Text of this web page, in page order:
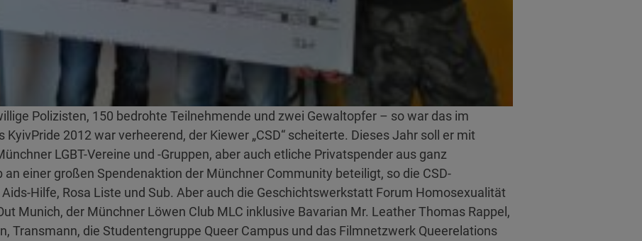
Polizisten, 150 bedrohte Teilnehmende und zwei Gewaltopfer – so war das im
2012 war verheerend, der Kiewer „CSD“ scheiterte. Dieses Jahr soll er mit
LGBT-Vereine und -Gruppen, aber auch etliche Privatspender aus ganz
einer großen Spendenaktion der Münchner Community beteiligt, so die CSD-
Hilfe, Rosa Liste und Sub. Aber auch die Geschichtswerkstatt Forum Homosexualität
Munich, der Münchner Löwen Club MLC inklusive Bavarian Mr. Leather Thomas Rappel,
Transmann, die Studentengruppe Queer Campus und das Filmnetzwerk Queerelations